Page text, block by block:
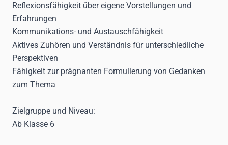
Reflexionsfähigkeit über eigene Vorstellungen und
Erfahrungen
Kommunikations- und Austauschfähigkeit
Aktives Zuhören und Verständnis für unterschiedliche
Perspektiven
Fähigkeit zur prägnanten Formulierung von Gedanken
zum Thema
Zielgruppe und Niveau:
Ab Klasse 6